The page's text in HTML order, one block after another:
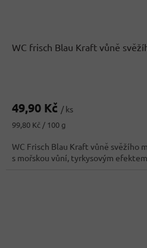
WC frisch Blau Kraft vůně
49,90 Kč / ks
Měrná
99,80 Kč / 100 g
WC Frisch Blau Kraft vůně svěžího
s mořskou vůní, tyrkysovým